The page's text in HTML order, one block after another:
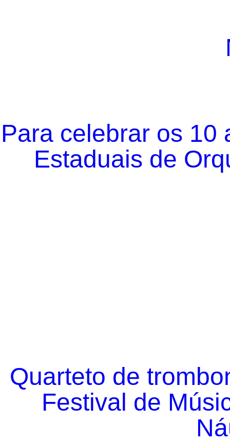
Para celebrar os 10
Estaduais de
Quarteto de
Festival de